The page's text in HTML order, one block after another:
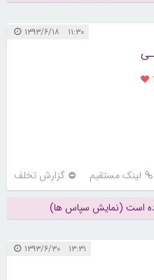
۱۱:۳۰ ۱۳۹۳/۶/۱۸
لینک مستقیم گزارش تخلف
است (نمایش سپاس ها)
۱۳:۳۱ ۱۳۹۳/۶/۳۰